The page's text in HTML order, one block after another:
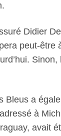
Didier
peut-être
Bleus a
à
avait